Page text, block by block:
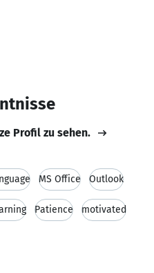
Profil zu sehen.
MS Office Outlook
Patience motivated